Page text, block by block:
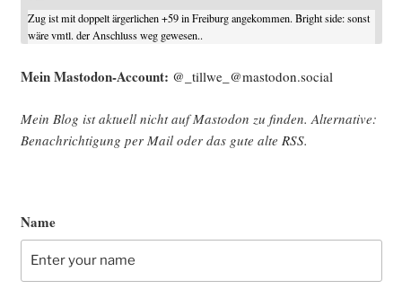
Zug ist mit doppelt ärgerlichen +59 in Freiburg angekommen. Bright side: sonst
wäre vmtl. der Anschluss weg gewesen..
Mein Mast­o­don-Account: @_tillwe_@mastodon.social
Mein Blog ist aktu­ell nicht auf Mast­o­don zu fin­den. Alter­na­ti­ve:
Benach­rich­ti­gung per Mail oder das gute alte RSS.
Name